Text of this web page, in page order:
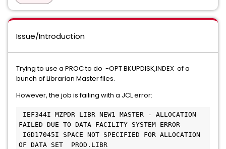
Issue/Introduction
Trying to use a PROC to do -OPT BKUPDISK,INDEX of a
bunch of Librarian Master files.
However, the job is failing with a JCL error:
IEF344I MZPDR LIBR NEW1 MASTER - ALLOCATION
FAILED DUE TO DATA FACILITY SYSTEM ERROR
IGD17045I SPACE NOT SPECIFIED FOR ALLOCATION
OF DATA SET  PROD.LIBR